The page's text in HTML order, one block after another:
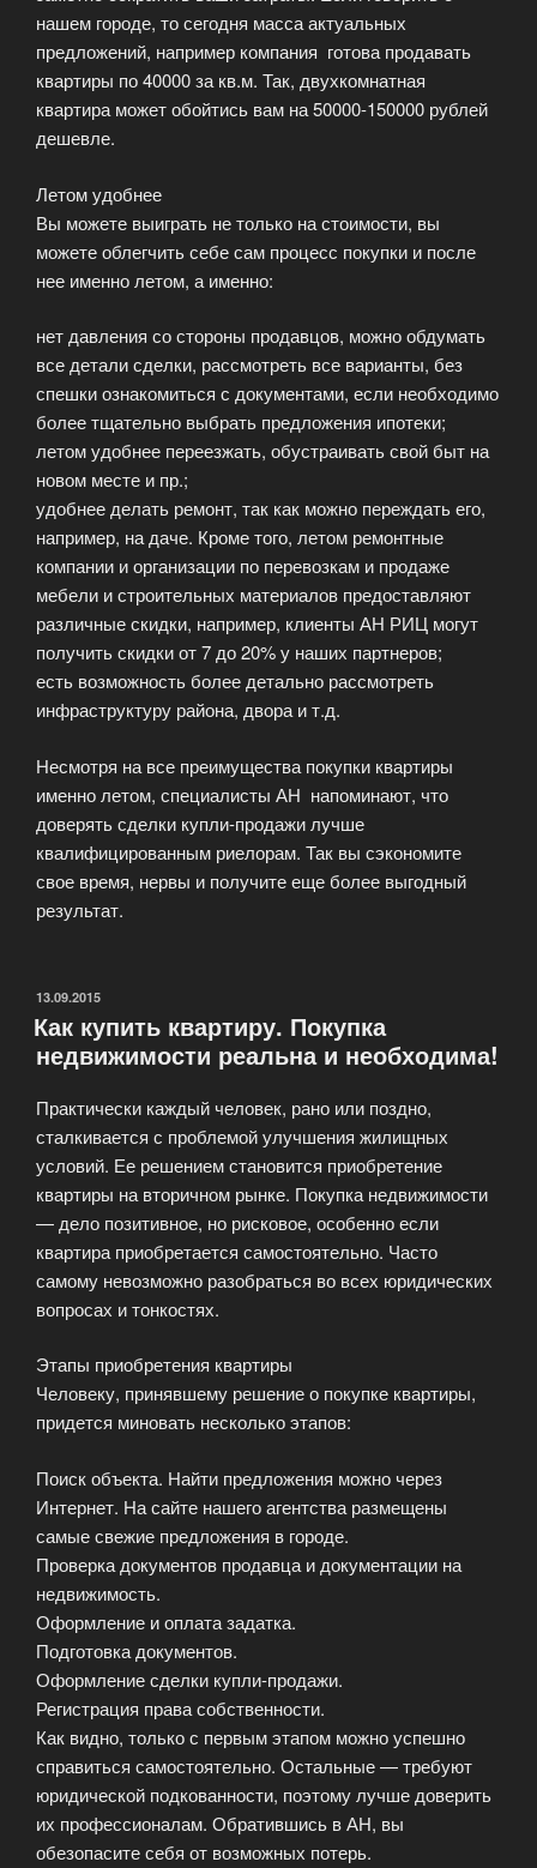
нашем городе, то сегодня масса актуальных
предложений, например компания готова продавать
квартиры по 40000 за кв.м. Так, двухкомнатная
квартира может обойтись вам на 50000-150000 рублей
дешевле.
Летом удобнее
Вы можете выиграть не только на стоимости, вы
можете облегчить себе сам процесс покупки и после
нее именно летом, а именно:
нет давления со стороны продавцов, можно обдумать
все детали сделки, рассмотреть все варианты, без
спешки ознакомиться с документами, если необходимо
более тщательно выбрать предложения ипотеки;
летом удобнее переезжать, обустраивать свой быт на
новом месте и пр.;
удобнее делать ремонт, так как можно переждать его,
например, на даче. Кроме того, летом ремонтные
компании и организации по перевозкам и продаже
мебели и строительных материалов предоставляют
различные скидки, например, клиенты АН РИЦ могут
получить скидки от 7 до 20% у наших партнеров;
есть возможность более детально рассмотреть
инфраструктуру района, двора и т.д.
Несмотря на все преимущества покупки квартиры
именно летом, специалисты АН напоминают, что
доверять сделки купли-продажи лучше
квалифицированным риелорам. Так вы сэкономите
свое время, нервы и получите еще более выгодный
результат.
ОПУБЛИКОВАНО
13.09.2015
Как купить квартиру. Покупка
недвижимости реальна и необходима!
Практически каждый человек, рано или поздно,
сталкивается с проблемой улучшения жилищных
условий. Ее решением становится приобретение
квартиры на вторичном рынке. Покупка недвижимости
— дело позитивное, но рисковое, особенно если
квартира приобретается самостоятельно. Часто
самому невозможно разобраться во всех юридических
вопросах и тонкостях.
Этапы приобретения квартиры
Человеку, принявшему решение о покупке квартиры,
придется миновать несколько этапов:
Поиск объекта. Найти предложения можно через
Интернет. На сайте нашего агентства размещены
самые свежие предложения в городе.
Проверка документов продавца и документации на
недвижимость.
Оформление и оплата задатка.
Подготовка документов.
Оформление сделки купли-продажи.
Регистрация права собственности.
Как видно, только с первым этапом можно успешно
справиться самостоятельно. Остальные — требуют
юридической подкованности, поэтому лучше доверить
их профессионалам. Обратившись в АН, вы
обезопасите себя от возможных потерь.